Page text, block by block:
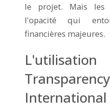
le projet. Mais les
l'opacité qui
financières majeures.
Transparency
International